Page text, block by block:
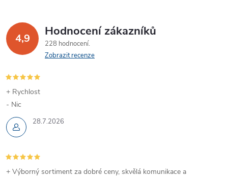
4,9 Hodnocení zákazníků
228 hodnocení
Zobrazit recenze
28.7.2026
+ Rychlost
- Nic
+ Výborný sortiment za dobré ceny, skvělá komunikace a